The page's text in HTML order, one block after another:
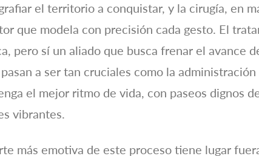
el territorio a conquistar, y la cirugía, en
que modela con precisión cada gesto. El
pero sí un aliado que busca frenar el avance
a ser tan cruciales como la
el mejor ritmo de vida, con paseos dignos
vibrantes.
más emotiva de este proceso tiene lugar